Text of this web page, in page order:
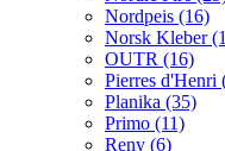
Nordpeis (16)
Norsk Kleber
OUTR (16)
Pierres d'Henri
Planika (35)
Primo (11)
Reny (6)